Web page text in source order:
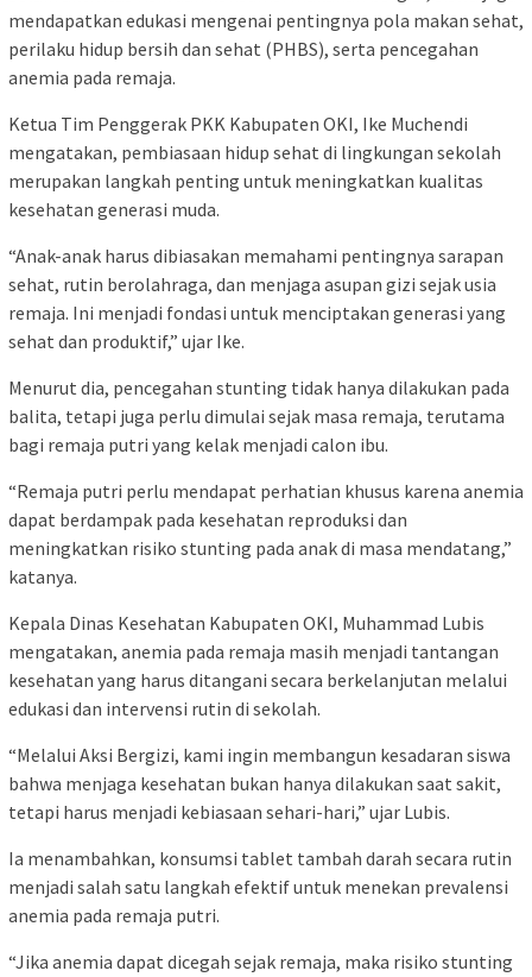
mendapatkan edukasi mengenai pentingnya pola makan sehat,
perilaku hidup bersih dan sehat (PHBS), serta pencegahan
anemia pada remaja.
Ketua Tim Penggerak PKK Kabupaten OKI, Ike Muchendi
mengatakan, pembiasaan hidup sehat di lingkungan sekolah
merupakan langkah penting untuk meningkatkan kualitas
kesehatan generasi muda.
“Anak-anak harus dibiasakan memahami pentingnya sarapan
sehat, rutin berolahraga, dan menjaga asupan gizi sejak usia
remaja. Ini menjadi fondasi untuk menciptakan generasi yang
sehat dan produktif,” ujar Ike.
Menurut dia, pencegahan stunting tidak hanya dilakukan pada
balita, tetapi juga perlu dimulai sejak masa remaja, terutama
bagi remaja putri yang kelak menjadi calon ibu.
“Remaja putri perlu mendapat perhatian khusus karena anemia
dapat berdampak pada kesehatan reproduksi dan
meningkatkan risiko stunting pada anak di masa mendatang,”
katanya.
Kepala Dinas Kesehatan Kabupaten OKI, Muhammad Lubis
mengatakan, anemia pada remaja masih menjadi tantangan
kesehatan yang harus ditangani secara berkelanjutan melalui
edukasi dan intervensi rutin di sekolah.
“Melalui Aksi Bergizi, kami ingin membangun kesadaran siswa
bahwa menjaga kesehatan bukan hanya dilakukan saat sakit,
tetapi harus menjadi kebiasaan sehari-hari,” ujar Lubis.
Ia menambahkan, konsumsi tablet tambah darah secara rutin
menjadi salah satu langkah efektif untuk menekan prevalensi
anemia pada remaja putri.
“Jika anemia dapat dicegah sejak remaja, maka risiko stunting